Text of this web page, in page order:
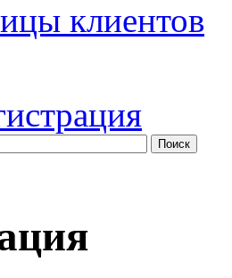
клиентов
Поиск